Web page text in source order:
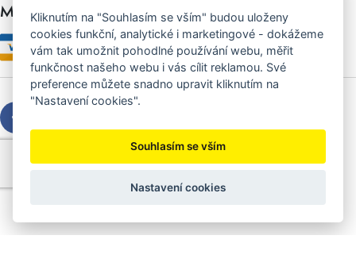
Možnosti platby
Copyright © 2026 Sedláček s.r.o.
Created byOLC Webdesign
Kliknutím na "Souhlasím se vším" budou uloženy
cookies funkční, analytické i marketingové - dokážeme
vám tak umožnit pohodlné používání webu, měřit
funkčnost našeho webu i vás cílit reklamou. Své
preference můžete snadno upravit kliknutím na
"Nastavení cookies".
Souhlasím se vším
Nastavení cookies